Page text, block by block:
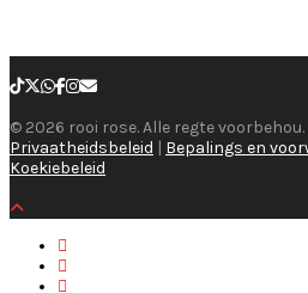
© 2026 rooi rose. Alle regte voorbehou.
Privaatheidsbeleid
Bepalings en
Koekiebeleid